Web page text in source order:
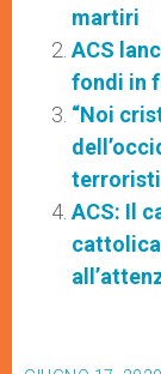
martiri
ACS
fondi in
“Noi
terroristi
ACS: Il